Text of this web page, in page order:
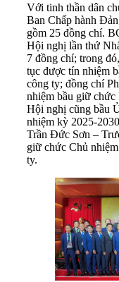
Với tinh thần dân
Ban Chấp hành
gồm 25 đồng chí.
Hội nghị lần thứ
7 đồng chí; trong
tục được tín nhiệm
công ty; đồng chí
nhiệm bầu giữ
Hội nghị cũng bầu
nhiệm kỳ 2025-
Trần Đức Sơn –
giữ chức Chủ
ty.